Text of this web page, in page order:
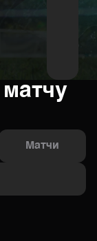
Матчи